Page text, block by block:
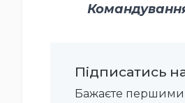
Підписатись
Бажаєте першими